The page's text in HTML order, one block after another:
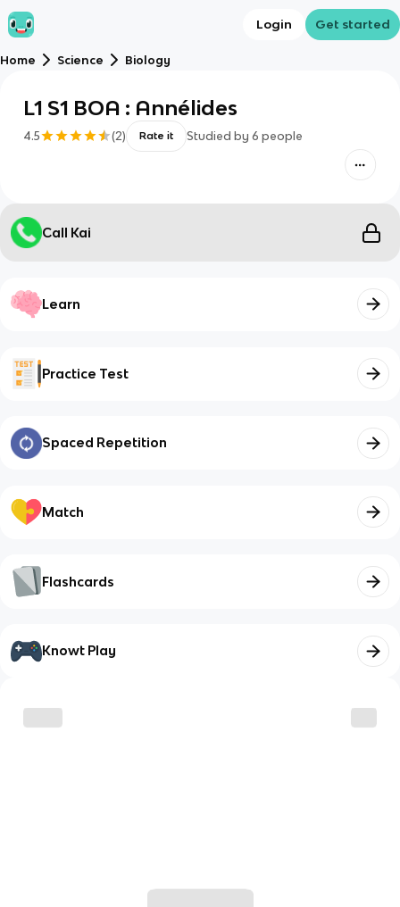
Login Get started
Home Science Biology
L1 S1 BOA : Annélides
4.5 (2) Rate it Studied by 6 people
Call Kai
Learn
Practice Test
Spaced Repetition
Match
Flashcards
Knowt Play